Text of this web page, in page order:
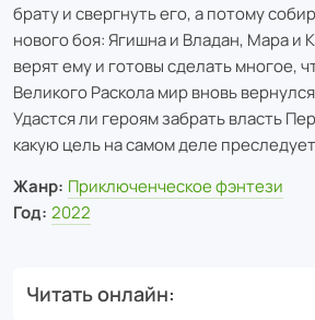
брату и свергнуть его, а потому
нового боя: Ягишна и Владан, Мара и
верят ему и готовы сделать многое,
Великого Раскола мир вновь
Удастся ли героям забрать власть
какую цель на самом деле
Жанр: Приключенческое фэнтези
Год: 2022
Читать онлайн